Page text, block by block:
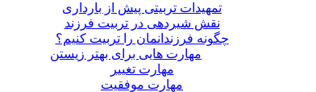
تمهیدات تربیتی پیش از بارداری
نقش شیردهی در تربیت فرزند
چگونه فرزندانمان را تربیت کنیم؟
مهارت هایی برای بهتر زیستن
مهارت تغییر
مهارت موفقیت